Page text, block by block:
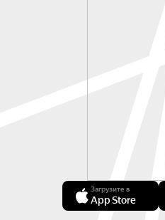
Загрузите в
App Store